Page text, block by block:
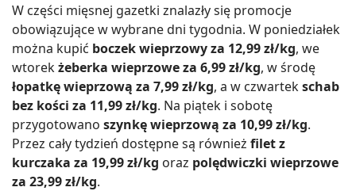
W części mięsnej gazetki znalazły się promocje
obowiązujące w wybrane dni tygodnia. W poniedziałek
można kupić boczek wieprzowy za 12,99 zł/kg, we
wtorekżeberka wieprzowe za 6,99 zł/kg, w środę
łopatkę wieprzową za 7,99 zł/kg, a w czwartekschab
bez kości za 11,99 zł/kg. Na piątek i sobotę
przygotowano szynkę wieprzową za 10,99 zł/kg.
Przez cały tydzień dostępne są również filet z
kurczaka za 19,99 zł/kg oraz polędwiczki wieprzowe
za 23,99 zł/kg.